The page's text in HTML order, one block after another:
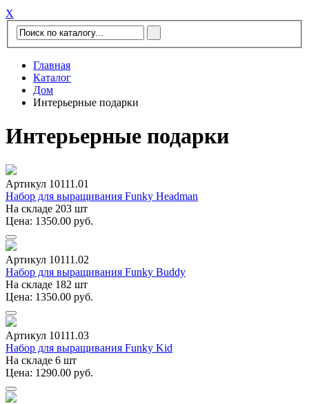
Х
Главная
Каталог
Дом
Интерьерные подарки
Интерьерные подарки
Артикул 10111.01
Набор для выращивания Funky Headman
На складе 203 шт
Цена: 1350.00 руб.
Артикул 10111.02
Набор для выращивания Funky Buddy
На складе 182 шт
Цена: 1350.00 руб.
Артикул 10111.03
Набор для выращивания Funky Kid
На складе 6 шт
Цена: 1290.00 руб.